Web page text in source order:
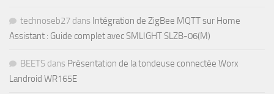
technoseb27 dans Intégration de ZigBee MQTT sur Home
Assistant : Guide complet avec SMLIGHT SLZB-06(M)
BEETS dans Présentation de la tondeuse connectée Worx
Landroid WR165E